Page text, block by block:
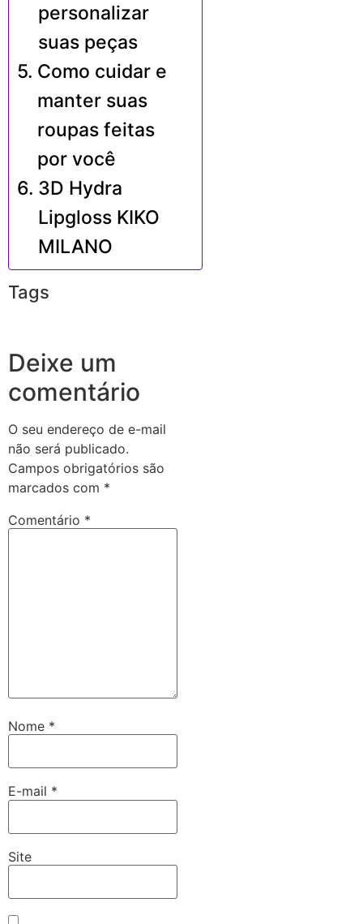
personalizar
suas peças
Como cuidar e
manter suas
roupas feitas
por você
3D Hydra
Lipgloss KIKO
MILANO
Tags
Deixe um
comentário
O seu endereço de e-mail
não será publicado.
Campos obrigatórios são
marcados com *
Comentário *
Nome *
E-mail *
Site